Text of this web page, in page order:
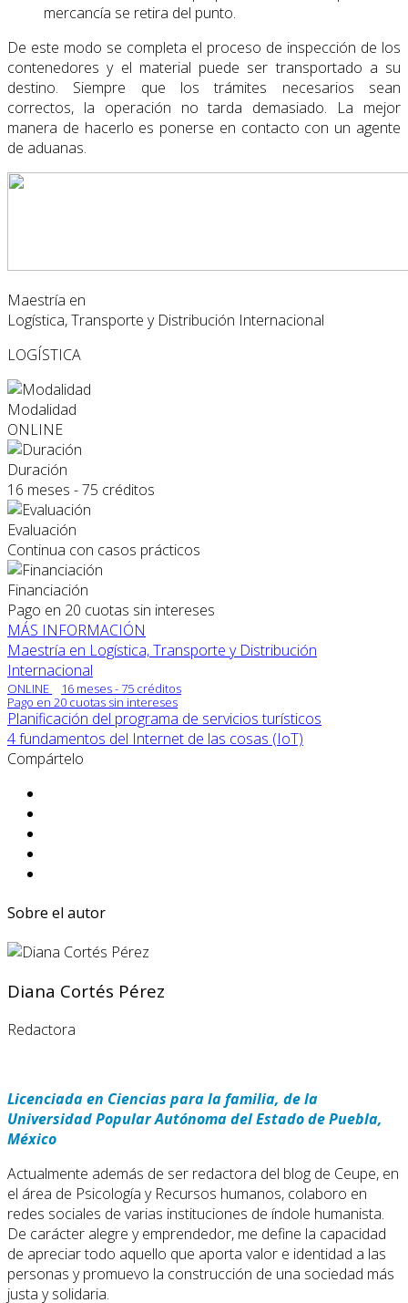
mercancía se retira del punto.
De este modo se completa el proceso de inspección de los
contenedores y el material puede ser transportado a su
destino. Siempre que los trámites necesarios sean
correctos, la operación no tarda demasiado. La mejor
manera de hacerlo es ponerse en contacto con un agente
de aduanas.
Maestría en
Logística, Transporte y Distribución Internacional
LOGÍSTICA
Modalidad
ONLINE
Duración
16 meses - 75 créditos
Evaluación
Continua con casos prácticos
Financiación
Pago en 20 cuotas sin intereses
MÁS INFORMACIÓN
Maestría en Logística, Transporte y Distribución
Internacional
ONLINE
16 meses - 75 créditos
Pago en 20 cuotas sin intereses
Planificación del programa de servicios turísticos
4 fundamentos del Internet de las cosas (IoT)
Compártelo
Sobre el autor
Diana Cortés Pérez
Redactora
Licenciada en Ciencias para la familia, de la
Universidad Popular Autónoma del Estado de Puebla,
México
Actualmente además de ser redactora del blog de Ceupe, en
el área de Psicología y Recursos humanos, colaboro en
redes sociales de varias instituciones de índole humanista.
De carácter alegre y emprendedor, me define la capacidad
de apreciar todo aquello que aporta valor e identidad a las
personas y promuevo la construcción de una sociedad más
justa y solidaria.